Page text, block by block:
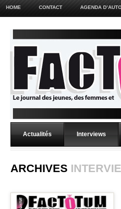
HOME CONTACT AGENDA
Actualités Interviews
ARCHIVES